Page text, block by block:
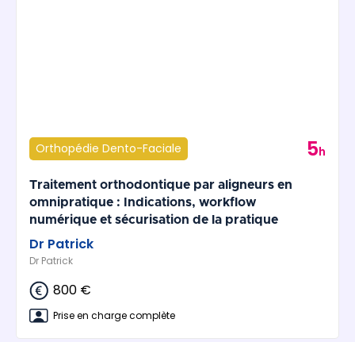
Orthopédie Dento-Faciale 5h
Traitement orthodontique par aligneurs en
omnipratique : Indications, workflow
numérique et sécurisation de la pratique
Dr Patrick
Dr Patrick
800 €
Prise en charge complète